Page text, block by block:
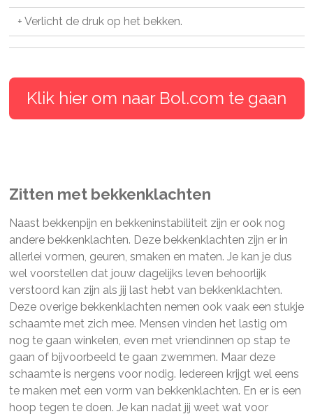
+ Verlicht de druk op het bekken.
Klik hier om naar Bol.com te gaan
Zitten met bekkenklachten
Naast bekkenpijn en bekkeninstabiliteit zijn er ook nog
andere bekkenklachten. Deze bekkenklachten zijn er in
allerlei vormen, geuren, smaken en maten. Je kan je dus
wel voorstellen dat jouw dagelijks leven behoorlijk
verstoord kan zijn als jij last hebt van bekkenklachten.
Deze overige bekkenklachten nemen ook vaak een stukje
schaamte met zich mee. Mensen vinden het lastig om
nog te gaan winkelen, even met vriendinnen op stap te
gaan of bijvoorbeeld te gaan zwemmen. Maar deze
schaamte is nergens voor nodig. Iedereen krijgt wel eens
te maken met een vorm van bekkenklachten. En er is een
hoop tegen te doen. Je kan nadat jij weet wat voor